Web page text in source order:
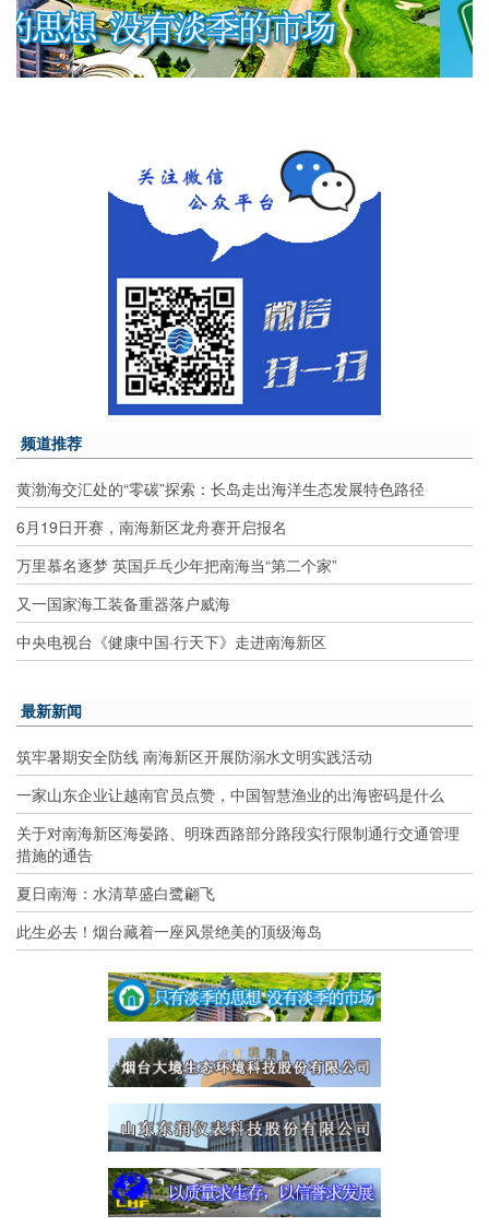
频道推荐
黄渤海交汇处的“零碳”探索：长岛走出海洋生态发展特色路径
6月19日开赛，南海新区龙舟赛开启报名
万里慕名逐梦 英国乒乓少年把南海当“第二个家”
又一国家海工装备重器落户威海
中央电视台《健康中国·行天下》走进南海新区
最新新闻
筑牢暑期安全防线 南海新区开展防溺水文明实践活动
一家山东企业让越南官员点赞，中国智慧渔业的出海密码是什么
关于对南海新区海晏路、明珠西路部分路段实行限制通行交通管理
措施的通告
夏日南海：水清草盛白鹭翩飞
此生必去！烟台藏着一座风景绝美的顶级海岛